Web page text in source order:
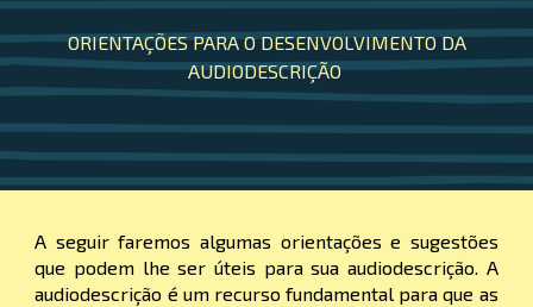
ORIENTAÇÕES PARA O DESENVOLVIMENTO DA
AUDIODESCRIÇÃO
A seguir faremos algumas orientações e sugestões
que podem lhe ser úteis para sua audiodescrição. A
audiodescrição é um recurso fundamental para que as